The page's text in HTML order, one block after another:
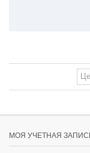
МОЯ УЧЕТНАЯ